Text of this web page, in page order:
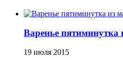
Варенье
19 июля 2015